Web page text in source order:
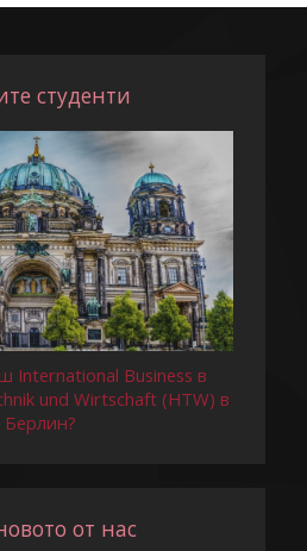
студенти
International Business в
und Wirtschaft (HTW) в
Берлин?
от нас